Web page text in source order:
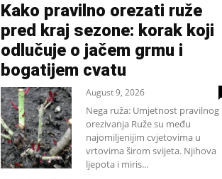
Kako pravilno orezati ruže
pred kraj sezone: korak koji
odlučuje o jačem grmu i
bogatijem cvatu
August 9, 2026
Nega ruža: Umjetnost pravilnog
orezivanja Ruže su među
najomiljenijim cvjetovima u
vrtovima širom svijeta. Njihova
ljepota i miris...